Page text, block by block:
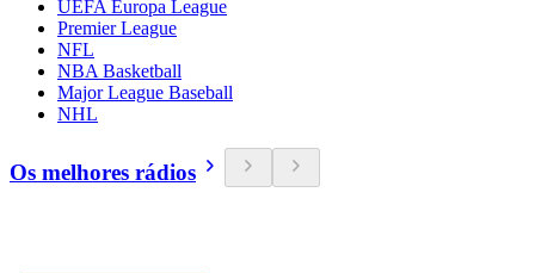
UEFA Europa League
Premier League
NFL
NBA Basketball
Major League Baseball
NHL
Os melhores rádios